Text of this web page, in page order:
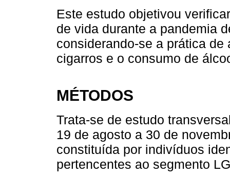
Este estudo objetivou
de vida durante a pandemia
considerando-se a prática
cigarros e o consumo de
MÉTODOS
Trata-se de estudo
19 de agosto a 30 de
constituída por indivíduos
pertencentes ao segmento